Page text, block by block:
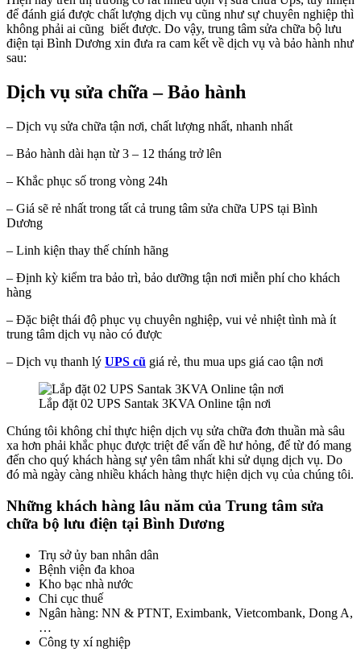
để đánh giá được chất lượng dịch vụ cũng như sự chuyên nghiệp thì
không phải ai cũng biết được. Do vậy, trung tâm sửa chữa bộ lưu
điện tại Bình Dương xin đưa ra cam kết về dịch vụ và bảo hành như
sau:
Dịch vụ sửa chữa – Bảo hành
– Dịch vụ sửa chữa tận nơi, chất lượng nhất, nhanh nhất
– Bảo hành dài hạn từ 3 – 12 tháng trở lên
– Khắc phục số trong vòng 24h
– Giá sẽ rẻ nhất trong tất cả trung tâm sửa chữa UPS tại Bình
Dương
– Linh kiện thay thế chính hãng
– Định kỳ kiểm tra bảo trì, bảo dưỡng tận nơi miễn phí cho khách
hàng
– Đặc biệt thái độ phục vụ chuyên nghiệp, vui vẻ nhiệt tình mà ít
trung tâm dịch vụ nào có được
– Dịch vụ thanh lý UPS cũ giá rẻ, thu mua ups giá cao tận nơi
Lắp đặt 02 UPS Santak 3KVA Online tận nơi
Chúng tôi không chỉ thực hiện dịch vụ sửa chữa đơn thuần mà sâu
xa hơn phải khắc phục được triệt để vấn đề hư hỏng, để từ đó mang
đến cho quý khách hàng sự yên tâm nhất khi sử dụng dịch vụ. Do
đó mà ngày càng nhiều khách hàng thực hiện dịch vụ của chúng tôi.
Những khách hàng lâu năm của Trung tâm sửa
chữa bộ lưu điện tại Bình Dương
Trụ sở ủy ban nhân dân
Bệnh viện đa khoa
Kho bạc nhà nước
Chi cục thuế
Ngân hàng: NN & PTNT, Eximbank, Vietcombank, Dong A,
…
Công ty xí nghiệp